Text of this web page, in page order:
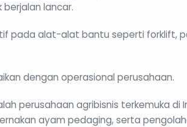
lancar.
pada alat-alat bantu seperti forklift,
dengan operasional perusahaan.
perusahaan agribisnis terkemuka di
ayam pedaging, serta